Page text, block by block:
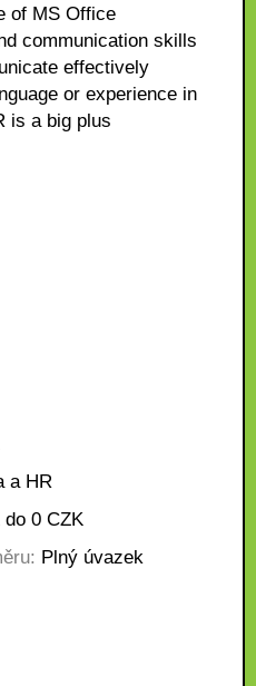
of MS Office
communication skills
effectively
or experience in
is a big plus
a HR
do 0 CZK
Plný úvazek